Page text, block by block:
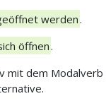
werden.
öffnen .
mit dem Modalverb